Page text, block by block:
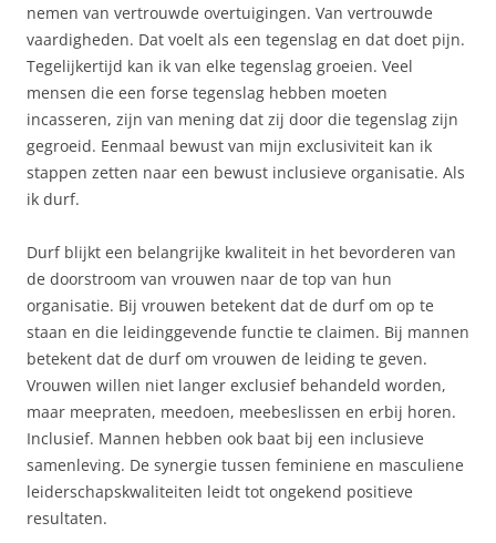
nemen van vertrouwde overtuigingen. Van vertrouwde
vaardigheden. Dat voelt als een tegenslag en dat doet pijn.
Tegelijkertijd kan ik van elke tegenslag groeien. Veel
mensen die een forse tegenslag hebben moeten
incasseren, zijn van mening dat zij door die tegenslag zijn
gegroeid. Eenmaal bewust van mijn exclusiviteit kan ik
stappen zetten naar een bewust inclusieve organisatie. Als
ik durf.
Durf blijkt een belangrijke kwaliteit in het bevorderen van
de doorstroom van vrouwen naar de top van hun
organisatie. Bij vrouwen betekent dat de durf om op te
staan en die leidinggevende functie te claimen. Bij mannen
betekent dat de durf om vrouwen de leiding te geven.
Vrouwen willen niet langer exclusief behandeld worden,
maar meepraten, meedoen, meebeslissen en erbij horen.
Inclusief. Mannen hebben ook baat bij een inclusieve
samenleving. De synergie tussen feminiene en masculiene
leiderschapskwaliteiten leidt tot ongekend positieve
resultaten.